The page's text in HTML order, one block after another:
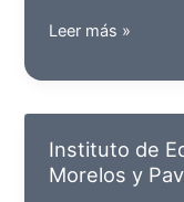
Instituto
Educación
Superior
Vasconcelos
Leer más »
Instituto de
Morelos y